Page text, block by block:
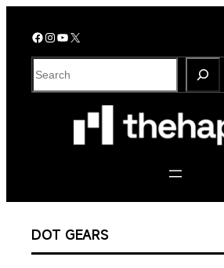
Facebook InstagramYouTube X
S
e
DOT GEARS